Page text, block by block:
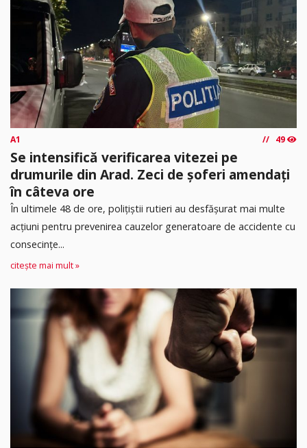
A1 49
Se intensifică verificarea vitezei pe
drumurile din Arad. Zeci de șoferi amendați
în câteva ore
În ultimele 48 de ore, polițiștii rutieri au desfășurat mai multe
acțiuni pentru prevenirea cauzelor generatoare de accidente cu
consecințe...
citește mai mult »